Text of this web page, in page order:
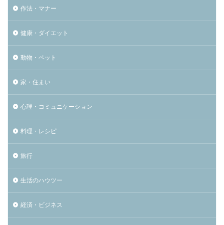
作法・マナー
健康・ダイエット
動物・ペット
家・住まい
心理・コミュニケーション
料理・レシピ
旅行
生活のハウツー
経済・ビジネス